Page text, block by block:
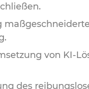
von KI-
des